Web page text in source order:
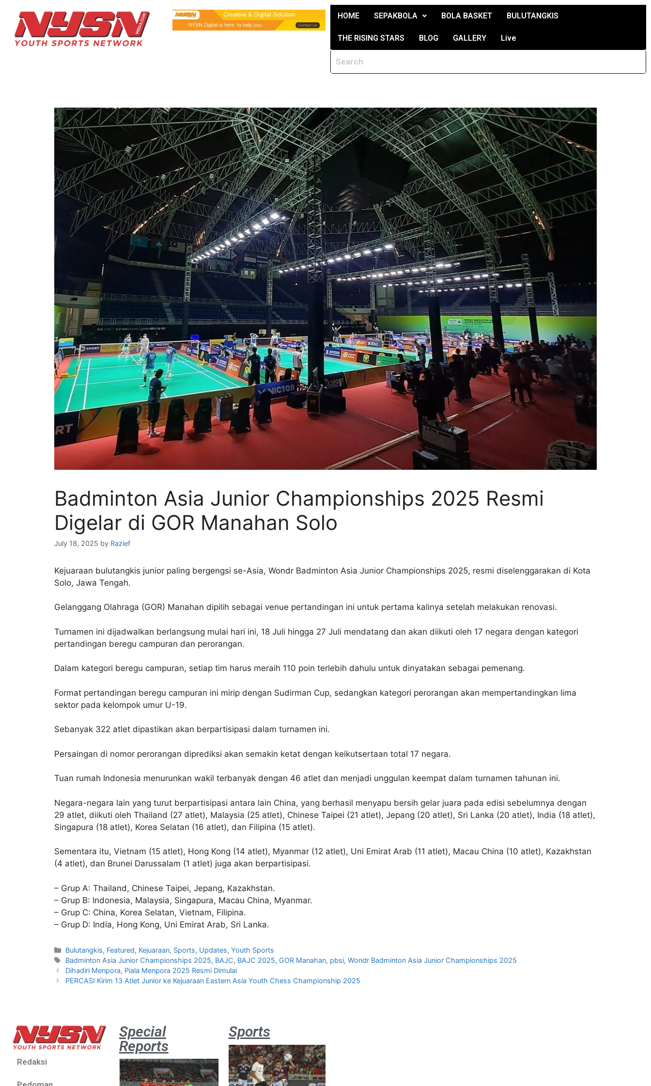
HOME SEPAKBOLA BOLA BASKET BULUTANGKIS
THE RISING STARS BLOG GALLERY Live
Badminton Asia Junior Championships 2025 Resmi
Digelar di GOR Manahan Solo
July 18, 2025 by Razief
Kejuaraan bulutangkis junior paling bergengsi se-Asia, Wondr Badminton Asia Junior Championships 2025, resmi diselenggarakan di Kota
Solo, Jawa Tengah.
Gelanggang Olahraga (GOR) Manahan dipilih sebagai venue pertandingan ini untuk pertama kalinya setelah melakukan renovasi.
Turnamen ini dijadwalkan berlangsung mulai hari ini, 18 Juli hingga 27 Juli mendatang dan akan diikuti oleh 17 negara dengan kategori
pertandingan beregu campuran dan perorangan.
Dalam kategori beregu campuran, setiap tim harus meraih 110 poin terlebih dahulu untuk dinyatakan sebagai pemenang.
Format pertandingan beregu campuran ini mirip dengan Sudirman Cup, sedangkan kategori perorangan akan mempertandingkan lima
sektor pada kelompok umur U-19.
Sebanyak 322 atlet dipastikan akan berpartisipasi dalam turnamen ini.
Persaingan di nomor perorangan diprediksi akan semakin ketat dengan keikutsertaan total 17 negara.
Tuan rumah Indonesia menurunkan wakil terbanyak dengan 46 atlet dan menjadi unggulan keempat dalam turnamen tahunan ini.
Negara-negara lain yang turut berpartisipasi antara lain China, yang berhasil menyapu bersih gelar juara pada edisi sebelumnya dengan
29 atlet, diikuti oleh Thailand (27 atlet), Malaysia (25 atlet), Chinese Taipei (21 atlet), Jepang (20 atlet), Sri Lanka (20 atlet), India (18 atlet),
Singapura (18 atlet), Korea Selatan (16 atlet), dan Filipina (15 atlet).
Sementara itu, Vietnam (15 atlet), Hong Kong (14 atlet), Myanmar (12 atlet), Uni Emirat Arab (11 atlet), Macau China (10 atlet), Kazakhstan
(4 atlet), dan Brunei Darussalam (1 atlet) juga akan berpartisipasi.
– Grup A: Thailand, Chinese Taipei, Jepang, Kazakhstan.
– Grup B: Indonesia, Malaysia, Singapura, Macau China, Myanmar.
– Grup C: China, Korea Selatan, Vietnam, Filipina.
– Grup D: India, Hong Kong, Uni Emirat Arab, Sri Lanka.
Bulutangkis, Featured, Kejuaraan, Sports, Updates,Youth Sports
Badminton Asia Junior Championships 2025, BAJC, BAJC 2025, GOR Manahan, pbsi,Wondr Badminton Asia Junior Championships 2025
Dihadiri Menpora, Piala Menpora 2025 Resmi Dimulai
PERCASI Kirim 13 Atlet Junior ke Kejuaraan Eastern Asia Youth Chess Championship 2025
Redaksi
Special
Reports
Sports